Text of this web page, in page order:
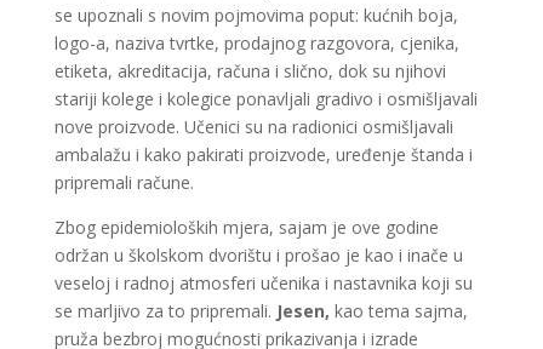
se upoznali s novim pojmovima poput: kućnih boja,
logo-a, naziva tvrtke, prodajnog razgovora, cjenika,
etiketa, akreditacija, računa i slično, dok su njihovi
stariji kolege i kolegice ponavljali gradivo i osmišljavali
nove proizvode. Učenici su na radionici osmišljavali
ambalažu i kako pakirati proizvode, uređenje štanda i
pripremali račune.
Zbog epidemioloških mjera, sajam je ove godine
održan u školskom dvorištu i prošao je kao i inače u
veseloj i radnoj atmosferi učenika i nastavnika koji su
se marljivo za to pripremali. Jesen, kao tema sajma,
pruža bezbroj mogućnosti prikazivanja i izrade